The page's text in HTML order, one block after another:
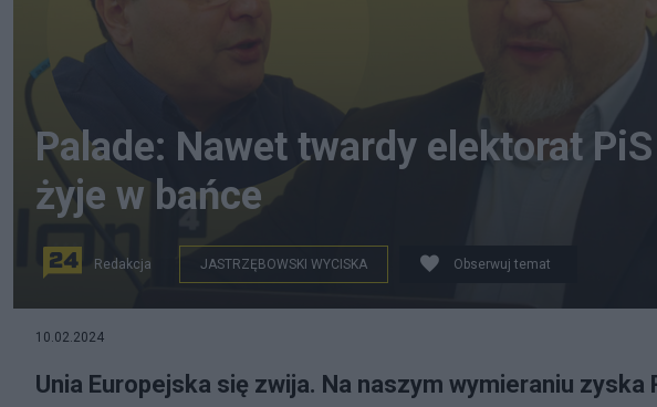
Palade: Nawet twardy elektorat
żyje w bańce
Redakcja JASTRZĘBOWSKI WYCISKA Obserwuj temat
10.02.2024
Unia Europejska się zwija. Na naszym wymieraniu zyska